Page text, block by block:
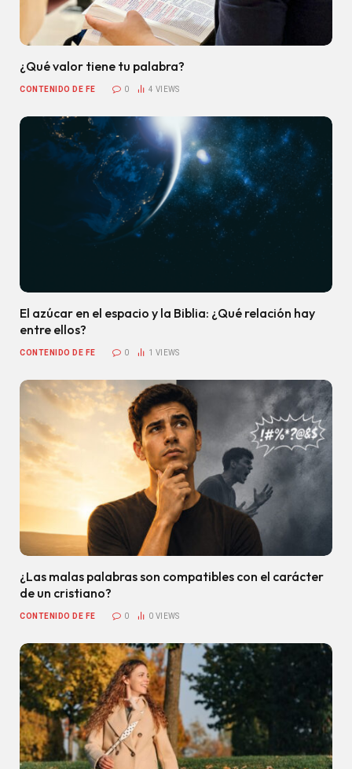
¿Qué valor tiene tu palabra?
CONTENIDO DE FE 0 4VIEWS
El azúcar en el espacio y la Biblia: ¿Qué relación hay
entre ellos?
CONTENIDO DE FE 0 1VIEWS
¿Las malas palabras son compatibles con el carácter
de un cristiano?
CONTENIDO DE FE 0 0VIEWS